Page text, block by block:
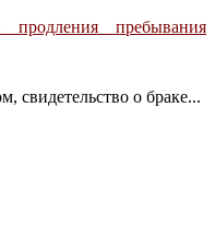
пребывания
свидетельство о браке...